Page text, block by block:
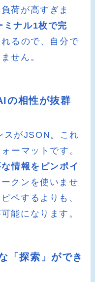
荷が高すぎま
ミナル1枚で完
るので、自分で
せん。
の相性が抜群
スがJSON。これ
ーマットです。
情報をピンポイ
クンを使いませ
ペするよりも、
能になります。
「探索」ができ